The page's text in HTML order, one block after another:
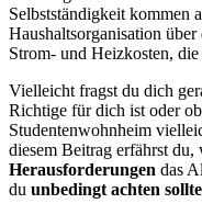
Selbstständigkeit kommen
Haushaltsorganisation
Strom- und Heizkosten, die
Vielleicht fragst du dich
Richtige für dich ist oder
Studentenwohnheim
diesem Beitrag erfährst du,
Herausforderungen das
du unbedingt achten